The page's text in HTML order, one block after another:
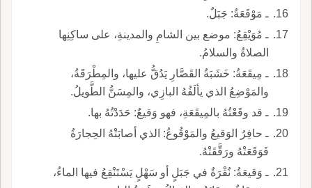
ـ مَوْقَعَةُ: جَبَلٌ.
ـ مُوَيْقِعُ: موضع بين الشامِ والمدينةِ، على ساكِنِها
الصلاةُ والسلامُ.
ـ مِيقَعَةُ: خَشَبَةُ القَصَّارِ يَدُقُّ عليها، والمِطْرَقَةُ،
والمَوْضِعُ الذي يألَفُهُ البازِي، والمِسَنُّ الطَّويلُ.
ـ قد وقَعْتُهُ بالمِيقَعَةِ، فهو وَقيعٌ: حَدَدْتُهُ بها.
ـ حافِرُ الوَقيعُ والمَوْقُوعُ: الذي أصابَتْهُ الحِجارَةُ
فَوَقَعَتْهُ ورَقَّقَتْهُ.
ـ وَقيعَةُ: نُقْرَةٌ في جَبَلٍ أو سَهْلٍ يَسْتَنْقِعُ فيها الماءُ،